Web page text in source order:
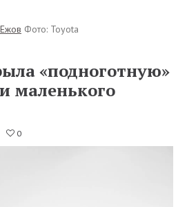
Фото: Toyota
«подноготную»
маленького
0